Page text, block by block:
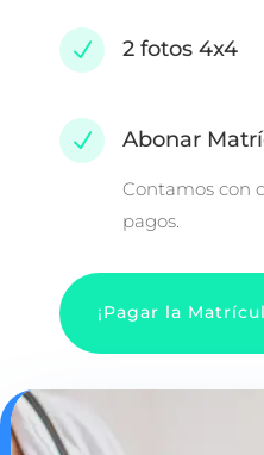
N 2 fotos 4x4
N Abonar
Contamos con
pagos.
¡Pagar la